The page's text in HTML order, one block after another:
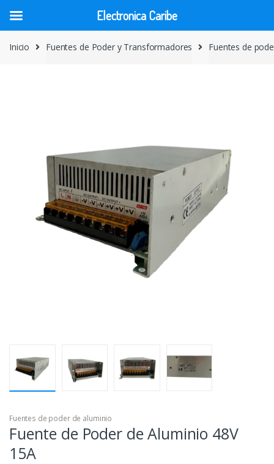
Inicio Fuentes de Poder y Transformadores Fuentes de
Fuentes de poder de aluminio
Fuente de Poder de Aluminio 48V
15A
Electronica Caribe